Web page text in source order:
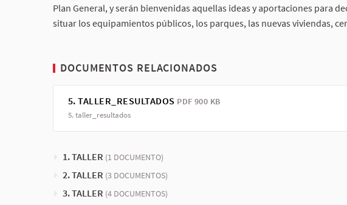
Plan General, y serán bienvenidas aquellas ideas y aportaciones para
situar los equipamientos públicos, los parques, las nuevas viviendas,
DOCUMENTOS RELACIONADOS
5. TALLER_RESULTADOS PDF 900 KB
5. taller_resultados
1. TALLER (1 DOCUMENTO)
2. TALLER (3 DOCUMENTOS)
3. TALLER (4 DOCUMENTOS)